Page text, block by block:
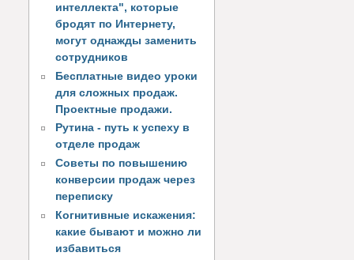
интеллекта", которые
бродят по Интернету,
могут однажды заменить
сотрудников
Бесплатные видео уроки
для сложных продаж.
Проектные продажи.
Рутина - путь к успеху в
отделе продаж
Советы по повышению
конверсии продаж через
переписку
Когнитивные искажения:
какие бывают и можно ли
избавиться